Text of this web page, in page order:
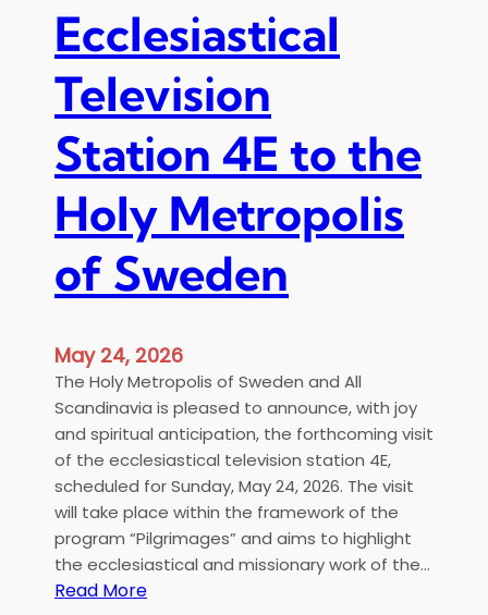
ο
τ
η
ς
Π
ε
τ
κ
ο
τ
ή
ς
τ
α
μ
ό
ς
4
Ε
–
.
θ
.
Ν
.
Α
γ
.
Γ
ε
ω
Ecclesiastical
Television
Station 4E to the
Holy Metropolis
of Sweden
May 24, 2026
The Holy Metropolis of Sweden and All
Scandinavia is pleased to announce, with joy
and spiritual anticipation, the forthcoming visit
of the ecclesiastical television station 4E,
scheduled for Sunday, May 24, 2026. The visit
will take place within the framework of the
program “Pilgrimages” and aims to highlight
the ecclesiastical and missionary work of the…
Read More: